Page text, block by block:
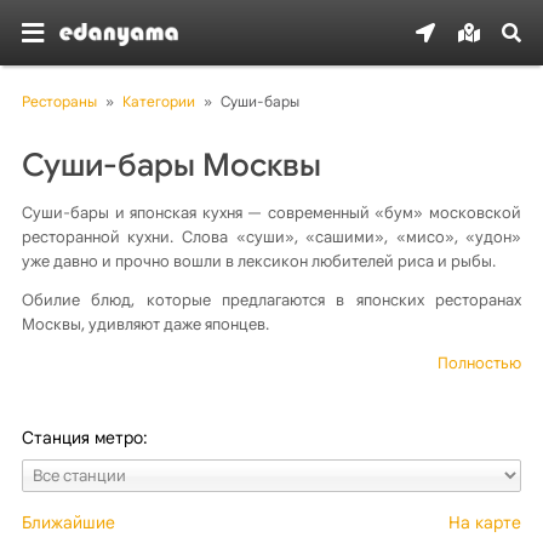
Рестораны » Категории » Суши-бары
Суши-бары Москвы
Суши-бары и японская кухня — современный «бум» московской
ресторанной кухни. Слова «суши», «сашими», «мисо», «удон»
уже давно и прочно вошли в лексикон любителей риса и рыбы.
Обилие блюд, которые предлагаются в японских ресторанах
Москвы, удивляют даже японцев.
Полностью
Станция метро:
На карте
Ближайшие